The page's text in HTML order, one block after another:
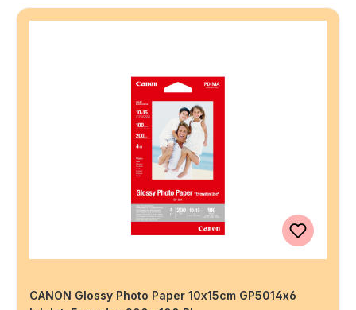
CANON Glossy Photo Paper 10x15cm GP5014x6